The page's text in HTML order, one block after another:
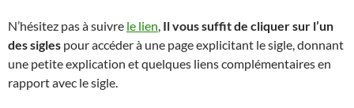
N’hésitez pas à suivre le lien, Il vous suffit de cliquer sur l’un
des sigles pour accéder à une page explicitant le sigle, donnant
une petite explication et quelques liens complémentaires en
rapport avec le sigle.